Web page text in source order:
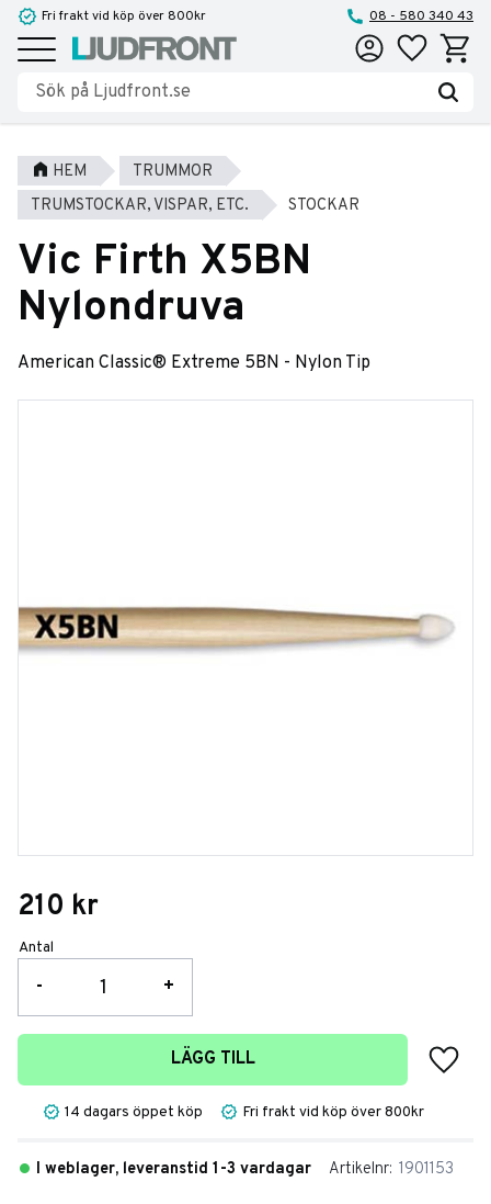
Meny
Fri frakt vid köp över 800kr 08 - 580 340 43
Favoriter
HEM
TRUMMOR
TRUMSTOCKAR, VISPAR, ETC.
STOCKAR
Vic Firth X5BN
Nylondruva
American Classic® Extreme 5BN - Nylon Tip
210 kr
Antal
+
-
LÄGG TILL
Lägg
14 dagars öppet köp Fri frakt vid köp över 800kr
I weblager, leveranstid 1-3 vardagar Artikelnr 1901153